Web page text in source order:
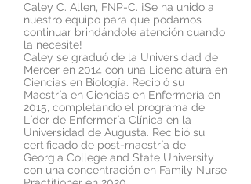
Caley C. Allen, FNP-C. ¡Se ha unido a
nuestro equipo para que podamos
continuar brindándole atención cuando
la necesite!
Caley se graduó de la Universidad de
Mercer en 2014 con una Licenciatura en
Ciencias en Biología. Recibió su
Maestría en Ciencias en Enfermería en
2015, completando el programa de
Líder de Enfermería Clínica en la
Universidad de Augusta. Recibió su
certificado de post-maestría de
Georgia College and State University
con una concentración en Family Nurse